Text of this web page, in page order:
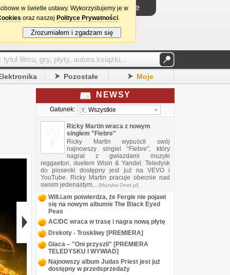
Logowanie
Pozostałe Moje
NEWSY
Gatunek: Wszystkie
Ricky Martin wraca z nowym
singlem "Fiebre"
Ricky Martin wypuścił swój
najnowszy singiel “Fiebre", który
nagrał z gwiazdami muzyki
reggaeton, duetem Wisin & Yandel. Teledysk
do piosenki dostępny jest już na VEVO i
YouTube. Ricky Martin pracuje obecnie nad
swoim jedenastym... [Muzyka.Onet.pl]
Will.i.am potwierdza, że Fergie nie pojawi
się na nowym albumie The Black Eyed
Peas
AC/DC wraca w trasę i nagra nową płytę
Drekoty - Troskliwy [PREMIERA]
Glaca – "Oni przyszli" [PREMIERA
TELEDYSKU I WYWIAD]
Najnowszy album Judas Priest jest już
dostępny w przedsprzedaży
w świetle ustawy. Wykorzystujemy je w
oraz naszej Polityce Prywatności.
Zrozumiałem i zgadzam się